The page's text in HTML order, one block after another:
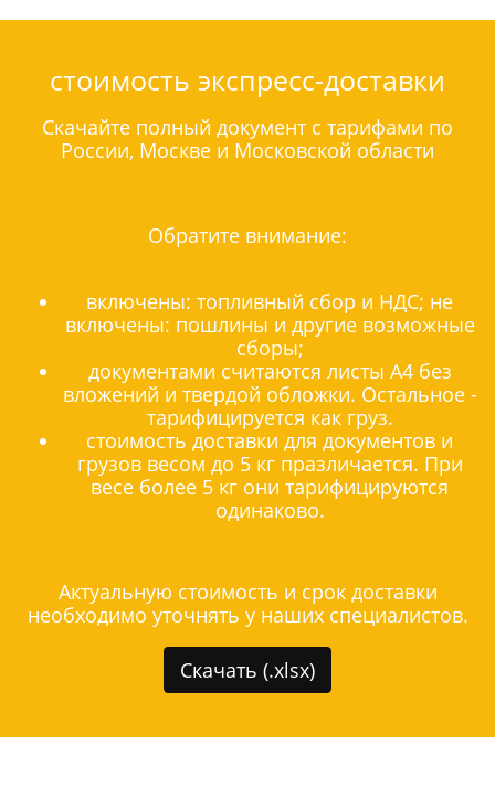
стоимость экспресс-доставки
Скачайте полный документ с тарифами по
России, Москве и Московской области
Обратите внимание:
включены: топливный сбор и НДС; не
включены: пошлины и другие возможные
сборы;
документами считаются листы А4 без
вложений и твердой обложки. Остальное -
тарифицируется как груз.
стоимость доставки для документов и
грузов весом до 5 кг празличается. При
весе более 5 кг они тарифицируются
одинаково.
Актуальную стоимость и срок доставки
необходимо уточнять у наших специалистов.
Скачать (.xlsx)